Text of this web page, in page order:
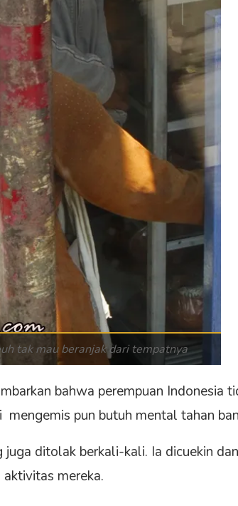
tak mau beranjak dari tempatnya
bahwa perempuan Indonesia
pun butuh mental tahan
juga ditolak berkali-kali. Ia dicuekin
mereka.